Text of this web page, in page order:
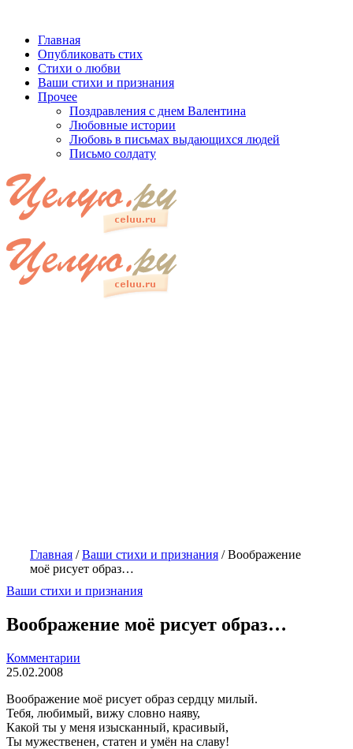
Главная
Опубликовать стих
Стихи о любви
Ваши стихи и признания
Прочее
Поздравления с днем Валентина
Любовные истории
Любовь в письмах выдающихся людей
Письмо солдату
Главная /Ваши стихи и признания /Воображение
моё рисует образ…
Ваши стихи и признания
Воображение моё рисует образ…
Комментарии
25.02.2008
Воображение моё рисует образ сердцу милый.
Тебя, любимый, вижу словно наяву,
Какой ты у меня изысканный, красивый,
Ты мужественен, статен и умён на славу!